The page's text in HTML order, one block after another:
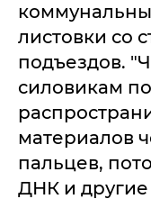
листовки со
подъездов.
силовикам
материалов
пальцев,
ДНК и